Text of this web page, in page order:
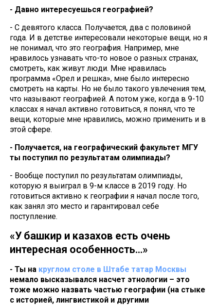
- Давно интересуешься географией?
- С девятого класса. Получается, два с половиной
года. И в детстве интересовали некоторые вещи, но я
не понимал, что это география. Например, мне
нравилось узнавать что-то новое о разных странах,
смотреть, как живут люди. Мне нравилась
программа «Орел и решка», мне было интересно
смотреть на карты. Но не было такого увлечения тем,
что называют географией. А потом уже, когда в 9-10
классах я начал активно готовиться, я понял, что те
вещи, которые мне нравились, можно применить и в
этой сфере.
- Получается, на географический факультет МГУ
ты поступил по результатам олимпиады?
- Вообще поступил по результатам олимпиады,
которую я выиграл в 9-м классе в 2019 году. Но
готовиться активно к географии я начал после того,
как занял это место и гарантировал себе
поступление.
«У башкир и казахов есть очень
интересная особенность…»
- Ты на круглом столе в Штабе татар Москвы
немало высказывался насчет этнологии – это
тоже можно назвать частью географии (на стыке
с историей, лингвистикой и другими